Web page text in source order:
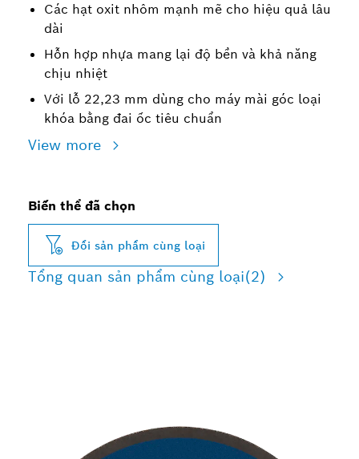
Các hạt oxit nhôm mạnh mẽ cho hiệu quả lâu
dài
Hỗn hợp nhựa mang lại độ bền và khả năng
chịu nhiệt
Với lỗ 22,23 mm dùng cho máy mài góc loại
khóa bằng đai ốc tiêu chuẩn
View more
Biến thể đã chọn
Đổi sản phẩm cùng loại
Tổng quan sản phẩm cùng loại(2)